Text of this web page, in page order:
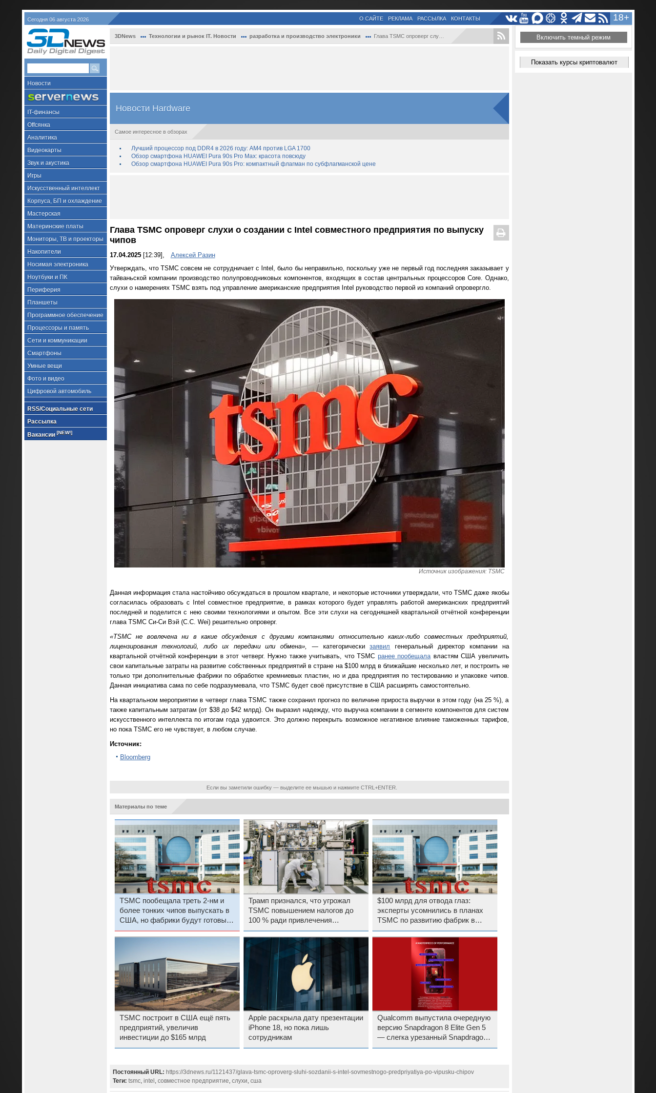
Сегодня 06 августа 2026 18+
О САЙТЕ РЕКЛАМА РАССЫЛКА КОНТАКТЫ
Новости
IT-финансы
Offсянка
Аналитика
Видеокарты
Звук и акустика
Игры
Искусственный интеллект
Корпуса, БП и охлаждение
Мастерская
Материнские платы
Мониторы, ТВ и проекторы
Накопители
Носимая электроника
Ноутбуки и ПК
Периферия
Планшеты
Программное обеспечение
Процессоры и память
Сети и коммуникации
Смартфоны
Умные вещи
Фото и видео
Цифровой автомобиль
RSS/Социальные сети
Рассылка
Вакансии [NEW!]
3DNews Технологии и рынок IT. Новости разработка и производство электроники Глава TSMC опроверг слухи о создании с I...
Новости Hardware
Самое интересное в обзорах
Лучший процессор под DDR4 в 2026 году: AM4 против LGA 1700
Обзор смартфона HUAWEI Pura 90s Pro Max: красота повсюду
Обзор смартфона HUAWEI Pura 90s Pro: компактный флагман по субфлагманской цене
Глава TSMC опроверг слухи о создании с Intel совместного предприятия по выпуску
чипов
17.04.2025[12:39],
Алексей Разин
Утверждать, что TSMC совсем не сотрудничает с Intel, было бы неправильно, поскольку уже не первый год последняя заказывает у
тайваньской компании производство полупроводниковых компонентов, входящих в состав центральных процессоров Core. Однако,
слухи о намерениях TSMC взять под управление американские предприятия Intel руководство первой из компаний опровергло.
Источник изображения: TSMC
Данная информация стала настойчиво обсуждаться в прошлом квартале, и некоторые источники утверждали, что TSMC даже якобы
согласилась образовать с Intel совместное предприятие, в рамках которого будет управлять работой американских предприятий
последней и поделится с нею своими технологиями и опытом. Все эти слухи на сегодняшней квартальной отчётной конференции
глава TSMC Си-Си Вэй (C.C. Wei) решительно опроверг.
«TSMC не вовлечена ни в какие обсуждения с другими компаниями относительно каких-либо совместных предприятий,
лицензирования технологий, либо их передачи или обмена»,
— категорическизаявил генеральный директор компании на
квартальной отчётной конференции в этот четверг. Нужно также учитывать, что TSMC ранее пообещалавластям США увеличить
свои капитальные затраты на развитие собственных предприятий в стране на $100 млрд в ближайшие несколько лет, и построить не
только три дополнительные фабрики по обработке кремниевых пластин, но и два предприятия по тестированию и упаковке чипов.
Данная инициатива сама по себе подразумевала, что TSMC будет своё присутствие в США расширять самостоятельно.
На квартальном мероприятии в четверг глава TSMC также сохранил прогноз по величине прироста выручки в этом году (на 25 %), а
также капитальным затратам (от $38 до $42 млрд). Он выразил надежду, что выручка компании в сегменте компонентов для систем
искусственного интеллекта по итогам года удвоится. Это должно перекрыть возможное негативное влияние таможенных тарифов,
но пока TSMC его не чувствует, в любом случае.
Источник:
Bloomberg
Если вы заметили ошибку — выделите ее мышью и нажмите CTRL+ENTER.
Материалы по теме
TSMC пообещала треть 2-нм и
более тонких чипов выпускать в
США, но фабрики будут готовые
ещё не скоро
Трамп признался, что угрожал
TSMC повышением налогов до
100 % ради привлечения
компании в США
$100 млрд для отвода глаз:
эксперты усомнились в планах
TSMC по развитию фабрик в
США
TSMC построит в США ещё пять
предприятий, увеличив
инвестиции до $165 млрд
Apple раскрыла дату презентации
iPhone 18, но пока лишь
сотрудникам
Qualcomm выпустила очередную
версию Snapdragon 8 Elite Gen 5
— слегка урезанный Snapdragon
8 Elite Gen 5 V-series
Постоянный URL: https://3dnews.ru/1121437/glava-tsmc-oproverg-sluhi-sozdanii-s-intel-sovmestnogo-predpriyatiya-po-vipusku-chipov
Теги: tsmc, intel , совместное предприятие, слухи, сша
Включить темный режим
Показать курсы криптовалют